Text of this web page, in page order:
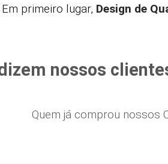
Em primeiro lugar, Design de
nossos
Quem já comprou nossos